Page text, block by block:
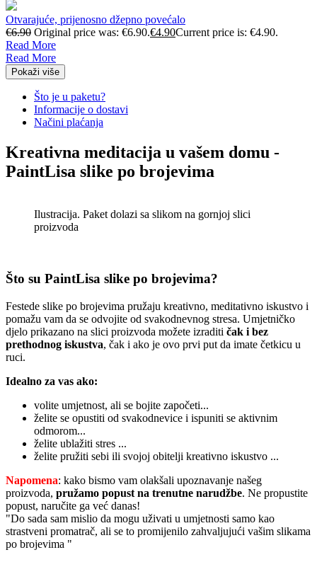
Otvarajuće, prijenosno džepno povećalo
€6.90 Original price was: €6.90.€4.90Current price is: €4.90.
Read More
Read More
Pokaži više
Što je u paketu?
Informacije o dostavi
Načini plaćanja
Kreativna meditacija u vašem domu -
PaintLisa slike po brojevima
Ilustracija. Paket dolazi sa slikom na gornjoj slici
proizvoda
Što su PaintLisa slike po brojevima?
Festede slike po brojevima pružaju kreativno, meditativno iskustvo i
pomažu vam da se odvojite od svakodnevnog stresa. Umjetničko
djelo prikazano na slici proizvoda možete izraditi čak i bez
prethodnog iskustva, čak i ako je ovo prvi put da imate četkicu u
ruci.
Idealno za vas ako:
volite umjetnost, ali se bojite započeti...
želite se opustiti od svakodnevice i ispuniti se aktivnim
odmorom...
želite ublažiti stres ...
želite pružiti sebi ili svojoj obitelji kreativno iskustvo ...
Napomena: kako bismo vam olakšali upoznavanje našeg
proizvoda, pružamo popust na trenutne narudžbe. Ne propustite
popust, naručite ga već danas!
"Do sada sam mislio da mogu uživati u umjetnosti samo kao
strastveni promatrač, ali se to promijenilo zahvaljujući vašim slikama
po brojevima "